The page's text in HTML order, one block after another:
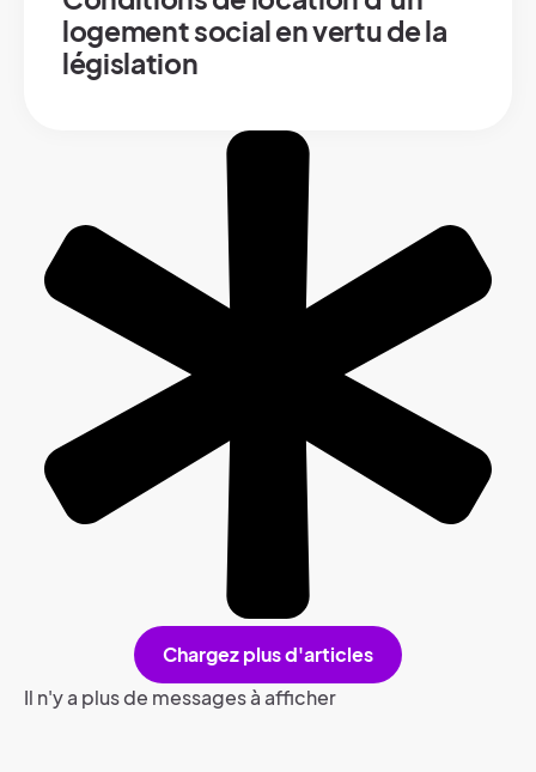
logement social en vertu de la
législation
Chargez plus d'articles
Il n'y a plus de messages à afficher